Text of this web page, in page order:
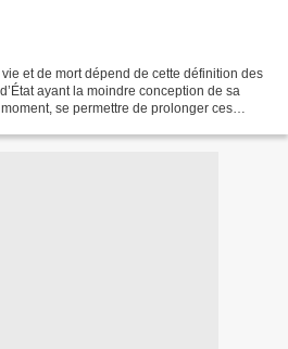
et de mort dépend de cette définition des
ayant la moindre conception de sa
se permettre de prolonger ces